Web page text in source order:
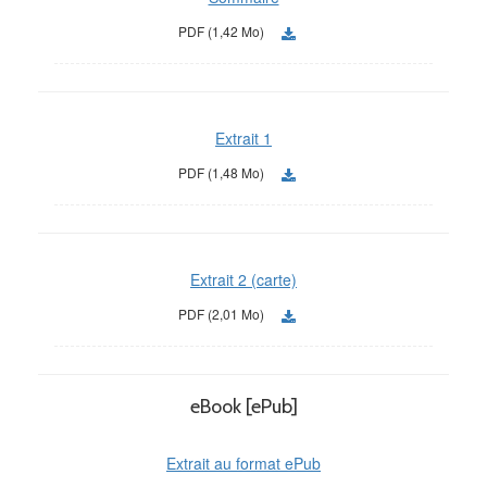
PDF (1,42 Mo)
Extrait 1
PDF (1,48 Mo)
Extrait 2 (carte)
PDF (2,01 Mo)
eBook [ePub]
Extrait au format ePub